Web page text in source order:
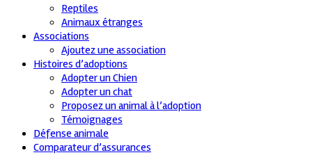
Reptiles
Animaux étranges
Associations
Ajoutez une association
Histoires d’adoptions
Adopter un Chien
Adopter un chat
Proposez un animal à l’adoption
Témoignages
Défense animale
Comparateur d’assurances